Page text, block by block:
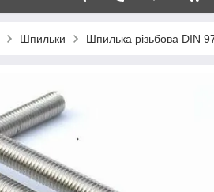
Шпильки Шпилька різьбова DIN